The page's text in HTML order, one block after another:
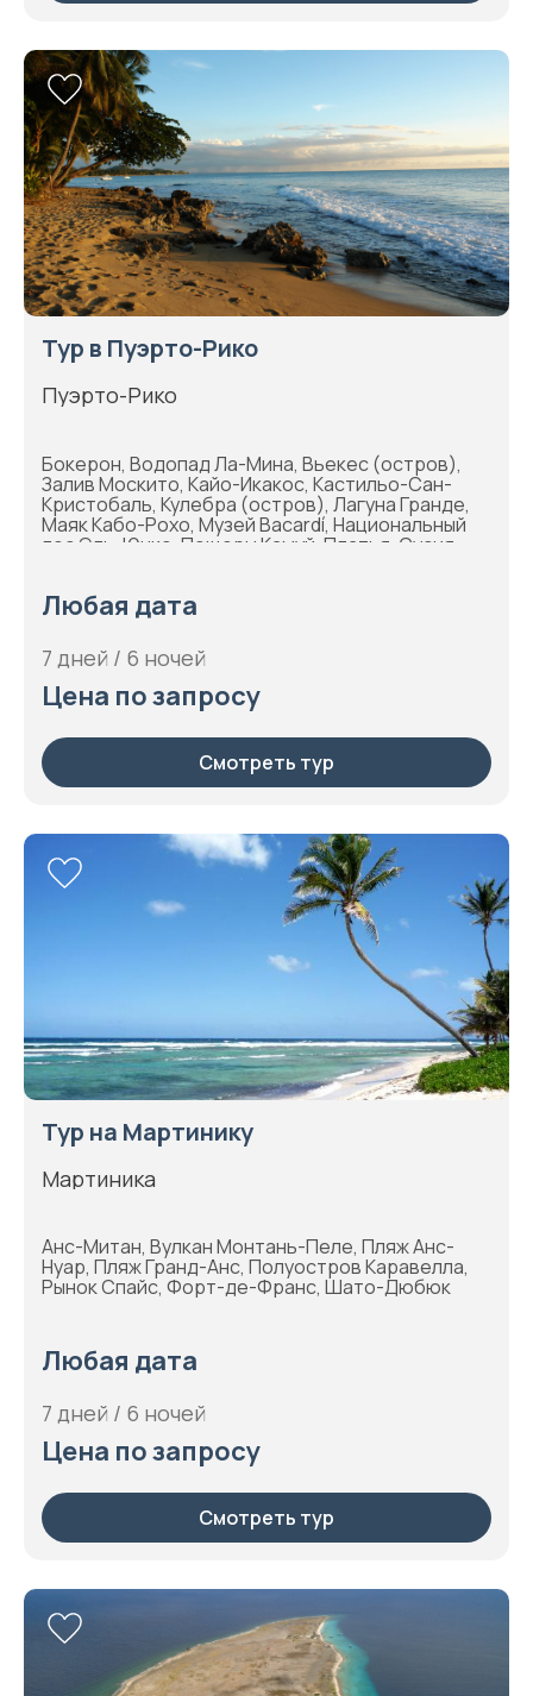
Тур в Пуэрто-Рико
Пуэрто-Рико
Бокерон, Водопад Ла-Мина, Вьекес (остров),
Залив Москито, Кайо-Икакос, Кастильо-Сан-
Кристобаль, Кулебра (остров), Лагуна Гранде,
Маяк Кабо-Рохо, Музей Bacardí, Национальный
лес Эль-Юнке, Пещеры Камуй, Платья-Сусия
Любая дата
7 дней / 6 ночей
Цена по запросу
Смотреть тур
Тур на Мартинику
Мартиника
Анс-Митан, Вулкан Монтань-Пеле, Пляж Анс-
Нуар, Пляж Гранд-Анс, Полуостров Каравелла,
Рынок Спайс, Форт-де-Франс, Шато-Дюбюк
Любая дата
7 дней / 6 ночей
Цена по запросу
Смотреть тур